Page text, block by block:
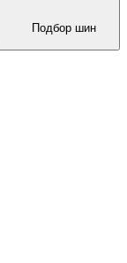
Подбор шин